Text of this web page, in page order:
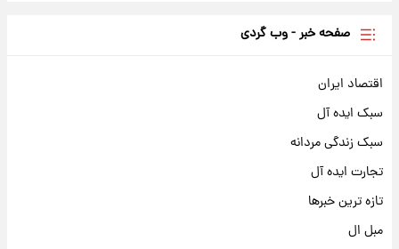
صفحه خبر - وب گردی
اقتصاد ایران
سبک ایده آل
سبک زندگی مردانه
تجارت ایده آل
تازه ترین خبرها
مبل ال